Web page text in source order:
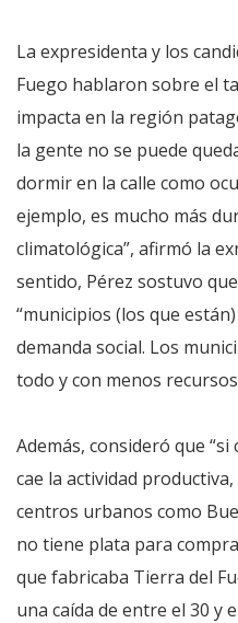
La expresidenta y los
Fuego hablaron sobre el
impacta en la región
la gente no se puede
dormir en la calle como
ejemplo, es mucho más
climatológica”, afirmó la
sentido, Pérez sostuvo
“municipios (los que
demanda social. Los
todo y con menos recursos
Además, consideró que
cae la actividad
centros urbanos como
no tiene plata para
que fabricaba Tierra del
una caída de entre el 30 y